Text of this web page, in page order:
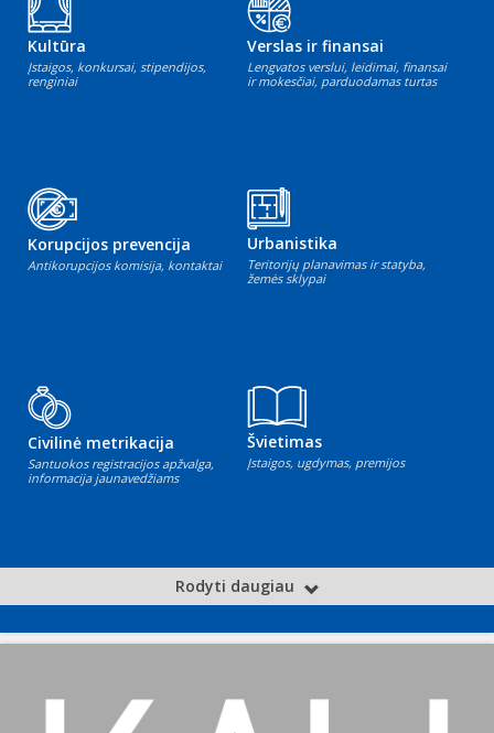
Kultūra
Įstaigos, konkursai, stipendijos,
renginiai
Verslas ir finansai
Lengvatos verslui, leidimai, finansai
ir mokesčiai, parduodamas turtas
Korupcijos prevencija
Antikorupcijos komisija, kontaktai
Urbanistika
Teritorijų planavimas ir statyba,
žemės sklypai
Civilinė metrikacija
Santuokos registracijos apžvalga,
informacija jaunavedžiams
Švietimas
Įstaigos, ugdymas, premijos
Rodyti daugiau